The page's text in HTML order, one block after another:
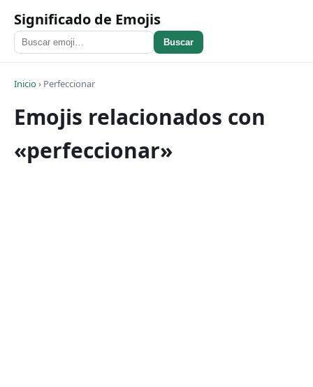
Significado de Emojis
Buscar
Inicio› Perfeccionar
Emojis relacionados con
«perfeccionar»